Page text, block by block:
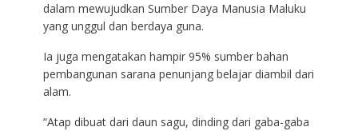
dalam mewujudkan Sumber Daya Manusia Maluku
yang unggul dan berdaya guna.
Ia juga mengatakan hampir 95% sumber bahan
pembangunan sarana penunjang belajar diambil dari
alam.
“Atap dibuat dari daun sagu, dinding dari gaba-gaba